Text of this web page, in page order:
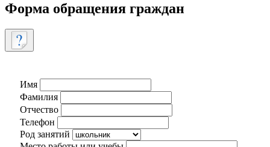
Форма обращения граждан
Имя
Фамилия
Отчество
Телефон
Род занятий